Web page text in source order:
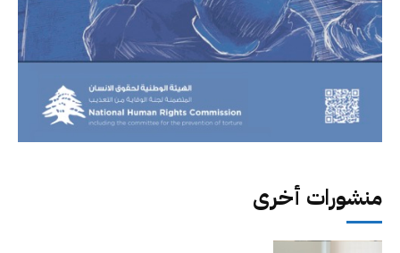
منشورات أخرى